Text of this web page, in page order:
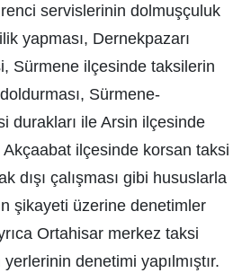
servislerinin dolmuşçuluk
yapması, Dernekpazarı
Sürmene ilçesinde taksilerin
Sürmene-
durakları ile Arsin ilçesinde
ilçesinde korsan taksi
dışı çalışması gibi hususlarla
şikayeti üzerine denetimler
Ortahisar merkez taksi
denetimi yapılmıştır.